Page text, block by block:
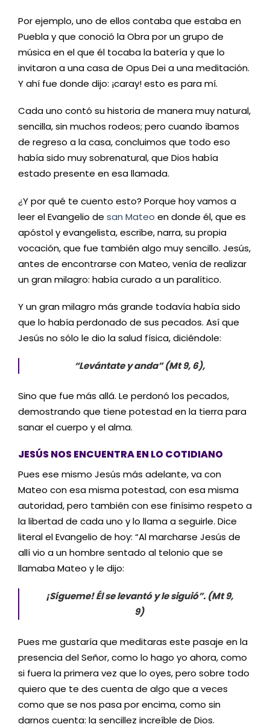
Por ejemplo, uno de ellos contaba que estaba en
Puebla y que conoció la Obra por un grupo de
música en el que él tocaba la batería y que lo
invitaron a una casa de Opus Dei a una meditación.
Y ahí fue donde dijo: ¡caray! esto es para mí.
Cada uno contó su historia de manera muy natural,
sencilla, sin muchos rodeos; pero cuando íbamos
de regreso a la casa, concluimos que todo eso
había sido muy sobrenatural, que Dios había
estado presente en esa llamada.
¿Y por qué te cuento esto? Porque hoy vamos a
leer el Evangelio de san Mateo en donde él, que es
apóstol y evangelista, escribe, narra, su propia
vocación, que fue también algo muy sencillo. Jesús,
antes de encontrarse con Mateo, venía de realizar
un gran milagro: había curado a un paralítico.
Y un gran milagro más grande todavía había sido
que lo había perdonado de sus pecados. Así que
Jesús no sólo le dio la salud física, diciéndole:
“Levántate y anda” (Mt 9, 6),
Sino que fue más allá. Le perdonó los pecados,
demostrando que tiene potestad en la tierra para
sanar el cuerpo y el alma.
JESÚS NOS ENCUENTRA EN LO COTIDIANO
Pues ese mismo Jesús más adelante, va con
Mateo con esa misma potestad, con esa misma
autoridad, pero también con ese finísimo respeto a
la libertad de cada uno y lo llama a seguirle. Dice
literal el Evangelio de hoy: “Al marcharse Jesús de
allí vio a un hombre sentado al telonio que se
llamaba Mateo y le dijo:
¡Sígueme! Él se levantó y le siguió”. (Mt 9,
9)
Pues me gustaría que meditaras este pasaje en la
presencia del Señor, como lo hago yo ahora, como
si fuera la primera vez que lo oyes, pero sobre todo
quiero que te des cuenta de algo que a veces
como que se nos pasa por encima, como sin
darnos cuenta: la sencillez increíble de Dios.